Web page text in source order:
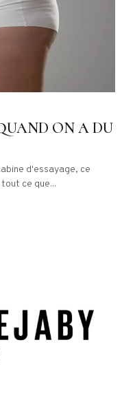
ON A DU
d'essayage, ce
ce que...